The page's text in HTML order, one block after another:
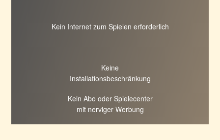
Kein Internet zum Spielen erforderlich
Keine
Installationsbeschränkung
Kein Abo oder Spielecenter
mit nerviger Werbung